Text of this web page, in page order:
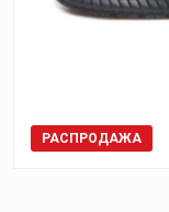
РАСПРОДАЖА